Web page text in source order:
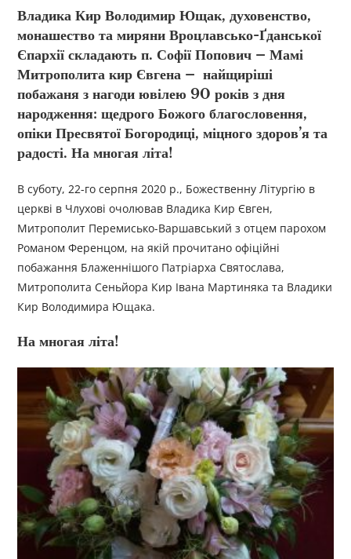
Владика Кир Володимир Ющак, духовенство,
монашество та миряни Вроцлавсько-Ґданської
Єпархії складають п. Софії Попович – Мамі
Митрополита кир Євгена – найщиріші
побажаня з нагоди ювілею 90 років з дня
народження: щедрого Божого благословення,
опіки Пресвятої Богородиці, міцного здоров’я та
радості. На многая літа!
В суботу, 22-го серпня 2020 р., Божественну Літургію в
церкві в Члухові очолював Владика Кир Євген,
Митрополит Перемисько-Варшавський з отцем парохом
Романом Ференцом, на якій прочитано офіційні
побажання Блаженнішого Патріарха Святослава,
Митрополита Сеньйора Кир Івана Мартиняка та Владики
Кир Володимира Ющака.
На многая літа!